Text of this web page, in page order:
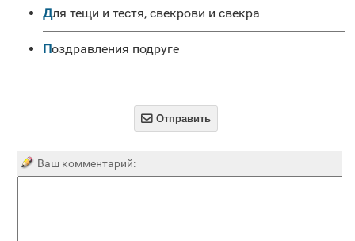
для тещи и тестя, свекрови и свекра
Поздравления подруге
 Отправить
Ваш комментарий: